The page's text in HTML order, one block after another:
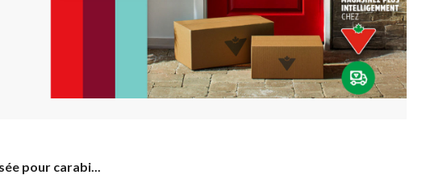
pour carabi...